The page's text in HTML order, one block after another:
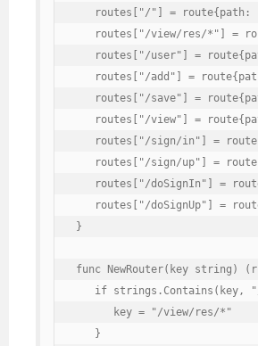
routes["/"] = route{path:
routes["/view/res/*"] =
routes["/user"] =
routes["/add"] =
routes["/save"] =
routes["/view"] =
routes["/sign/in"] =
routes["/sign/up"] =
routes["/doSignIn"] =
routes["/doSignUp"] =
}
func NewRouter(key string)
if strings.Contains(key,
      key = "/view/res/*"
   }